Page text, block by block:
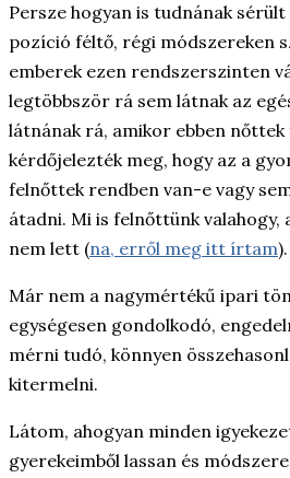
Persze hogyan is tudnának
pozíció féltő, régi módszereken
emberek ezen rendszerszinten
legtöbbször rá sem látnak az
látnának rá, amikor ebben nőttek
kérdőjelezték meg, hogy az a
felnőttek rendben van-e vagy
átadni. Mi is felnőttünk valahogy,
nem lett (na, erről meg itt írtam).
Már nem a nagymértékű ipari
egységesen gondolkodó,
mérni tudó, könnyen
kitermelni.
Látom, ahogyan minden
gyerekeimből lassan és